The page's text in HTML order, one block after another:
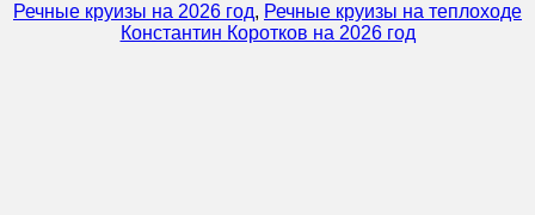
Речные круизы на 2026 год, Речные круизы на теплоходе
Константин Коротков на 2026 год